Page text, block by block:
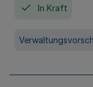
In Kraft